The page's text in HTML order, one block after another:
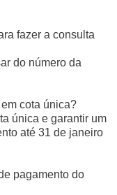
fazer a consulta
do número da
cota única?
única e garantir um
até 31 de janeiro
pagamento do